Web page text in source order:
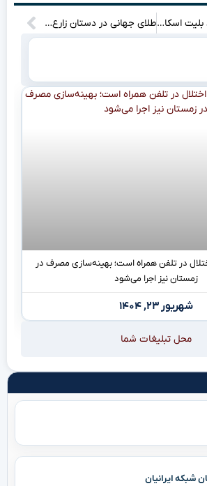
شبکه ایرانیان
کدام فیلم ایرانی، بلیت اسکار را در دست خواهد گرفت؟ طلای جهانی در دستان زارع؟ نبرد نفس‌گیر برای تاج و تخت کشتی!”
در تلفن همراه است؛ بهینه‌سازی مصرف در
زمستان نیز اجرا می‌شود
شهریور ۲۳, ۱۴۰۴
محل تبلیغات شما